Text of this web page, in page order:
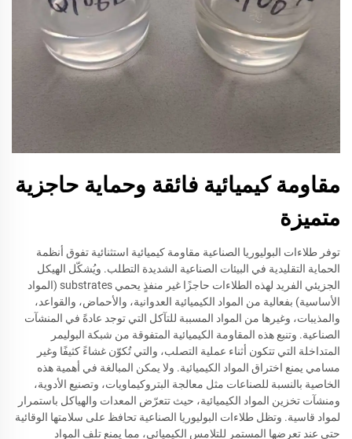
مقاومة كيميائية فائقة وحماية حاجزية
متميزة
توفر طلاءات البوليوريا الصناعية مقاومة كيميائية استثنائية تفوق أنظمة
الحماية التقليدية في البيئات الصناعية الشديدة التطلب. ويُشكّل الهيكل
الجزيئي الفريد لهذه الطلاءات حاجزًا غير منفذٍ يحمي substrates (المواد
الأساسية) بفعالية من المواد الكيميائية العدوانية، والأحماض، والقواعد،
والمذيبات، وغيرها من المواد المسببة للتآكل التي توجد عادةً في المنشآت
الصناعية. وتنبع هذه المقاومة الكيميائية المتفوقة من شبكة البوليمر
المتداخلة التي تتكون أثناء عملية التصلب، والتي تُكوّن غشاءً كثيفًا وغير
مسامي يمنع اختراق المواد الكيميائية. ولا يمكن المبالغة في أهمية هذه
الخاصية بالنسبة للصناعات مثل معالجة البتروكيماويات، وتصنيع الأدوية،
ومنشآت تخزين المواد الكيميائية، حيث تتعرّض المعدات والهياكل باستمرار
لمواد قاسية. وتظل طلاءات البوليوريا الصناعية تحافظ على سلامتها الوقائية
حتى عند تعرضها المستمر للتلامس الكيميائي، مما يمنع تلف المواد